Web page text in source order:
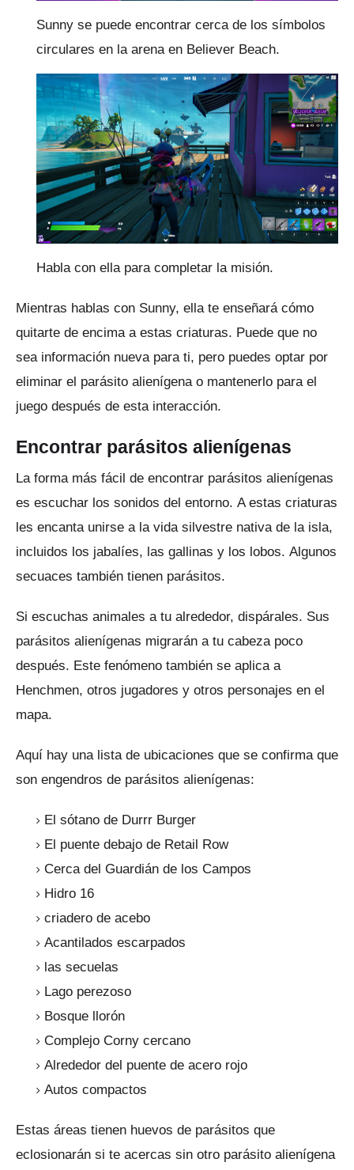
Sunny se puede encontrar cerca de los símbolos
circulares en la arena en Believer Beach.
Habla con ella para completar la misión.
Mientras hablas con Sunny, ella te enseñará cómo
quitarte de encima a estas criaturas. Puede que no
sea información nueva para ti, pero puedes optar por
eliminar el parásito alienígena o mantenerlo para el
juego después de esta interacción.
Encontrar parásitos alienígenas
La forma más fácil de encontrar parásitos alienígenas
es escuchar los sonidos del entorno. A estas criaturas
les encanta unirse a la vida silvestre nativa de la isla,
incluidos los jabalíes, las gallinas y los lobos. Algunos
secuaces también tienen parásitos.
Si escuchas animales a tu alrededor, dispárales. Sus
parásitos alienígenas migrarán a tu cabeza poco
después. Este fenómeno también se aplica a
Henchmen, otros jugadores y otros personajes en el
mapa.
Aquí hay una lista de ubicaciones que se confirma que
son engendros de parásitos alienígenas:
El sótano de Durrr Burger
El puente debajo de Retail Row
Cerca del Guardián de los Campos
Hidro 16
criadero de acebo
Acantilados escarpados
las secuelas
Lago perezoso
Bosque llorón
Complejo Corny cercano
Alrededor del puente de acero rojo
Autos compactos
Estas áreas tienen huevos de parásitos que
eclosionarán si te acercas sin otro parásito alienígena